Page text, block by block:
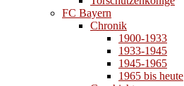
FC Bayern
Chronik
1900-1933
1933-1945
1945-1965
1965 bis heute